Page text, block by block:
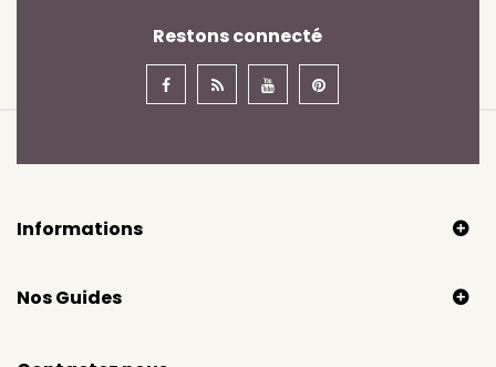
Restons connecté
Informations
Nos Guides